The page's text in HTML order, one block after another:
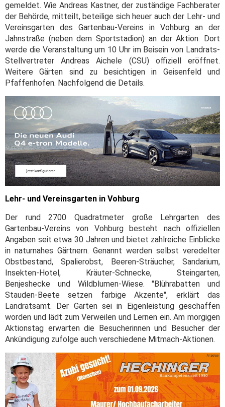
gemeldet. Wie Andreas Kastner, der zuständige Fachberater
der Behörde, mitteilt, beteilige sich heuer auch der Lehr- und
Vereinsgarten des Gartenbau-Vereins in Vohburg an der
Jahnstraße (neben dem Sportstadion) an der Aktion. Dort
werde die Veranstaltung um 10 Uhr im Beisein von Landrats-
Stellvertreter Andreas Aichele (CSU) offiziell eröffnet.
Weitere Gärten sind zu besichtigen in Geisenfeld und
Pfaffenhofen. Nachfolgend die Details.
Lehr- und Vereinsgarten in Vohburg
Der rund 2700 Quadratmeter große Lehrgarten des
Gartenbau-Vereins von Vohburg besteht nach offiziellen
Angaben seit etwa 30 Jahren und bietet zahlreiche Einblicke
in naturnahes Gärtnern. Genannt werden selbst veredelter
Obstbestand, Spalierobst, Beeren-Sträucher, Sandarium,
Insekten-Hotel, Kräuter-Schnecke, Steingarten,
Benjeshecke und Wildblumen-Wiese. "Blührabatten und
Stauden-Beete setzen farbige Akzente", erklärt das
Landratsamt. Der Garten sei in Eigenleistung geschaffen
worden und lädt zum Verweilen und Lernen ein. Am morgigen
Aktionstag erwarten die Besucherinnen und Besucher der
Ankündigung zufolge auch verschiedene Mitmach-Aktionen.